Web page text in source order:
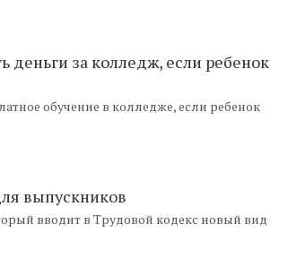
деньги за колледж, если ребенок
обучение в колледже, если ребенок
выпускников
вводит в Трудовой кодекс новый вид